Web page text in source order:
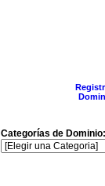
Categorías de Dominio: